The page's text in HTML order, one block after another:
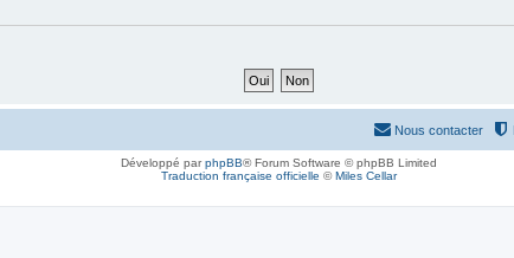
Nous contacter
Développé parphpBB® Forum Software © phpBB Limited
Traduction française officielle ©Miles Cellar